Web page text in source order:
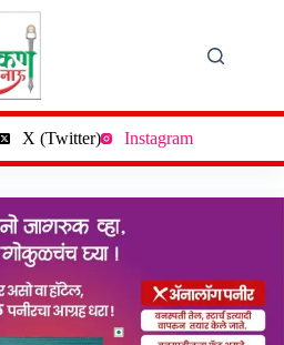
X (Twitter) Instagram